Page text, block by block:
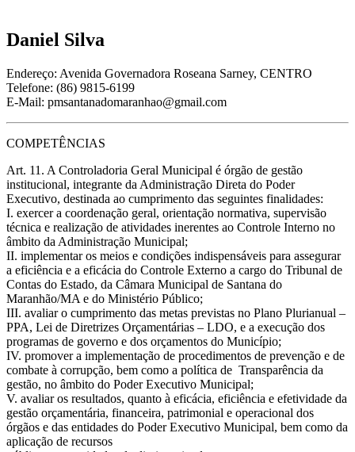
Daniel Silva
Endereço: Avenida Governadora Roseana Sarney, CENTRO
Telefone: (86) 9815-6199
E-Mail: pmsantanadomaranhao@gmail.com
COMPETÊNCIAS
Art. 11. A Controladoria Geral Municipal é órgão de gestão
institucional, integrante da Administração Direta do Poder
Executivo, destinada ao cumprimento das seguintes finalidades:
I. exercer a coordenação geral, orientação normativa, supervisão
técnica e realização de atividades inerentes ao Controle Interno no
âmbito da Administração Municipal;
II. implementar os meios e condições indispensáveis para assegurar
a eficiência e a eficácia do Controle Externo a cargo do Tribunal de
Contas do Estado, da Câmara Municipal de Santana do
Maranhão/MA e do Ministério Público;
III. avaliar o cumprimento das metas previstas no Plano Plurianual –
PPA, Lei de Diretrizes Orçamentárias – LDO, e a execução dos
programas de governo e dos orçamentos do Município;
IV. promover a implementação de procedimentos de prevenção e de
combate à corrupção, bem como a política de Transparência da
gestão, no âmbito do Poder Executivo Municipal;
V. avaliar os resultados, quanto à eficácia, eficiência e efetividade da
gestão orçamentária, financeira, patrimonial e operacional dos
órgãos e das entidades do Poder Executivo Municipal, bem como da
aplicação de recursos